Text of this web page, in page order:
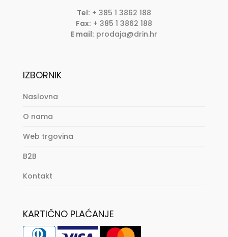
Tel: + 385 1 3862 188
Fax: + 385 1 3862 188
E mail: prodaja@drin.hr
IZBORNIK
Naslovna
O nama
Web trgovina
B2B
Kontakt
KARTIČNO PLAĆANJE